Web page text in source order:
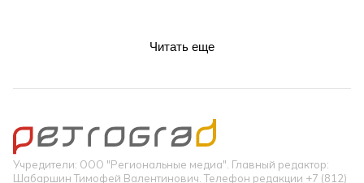
Читать еще
Учредители: ООО "Региональные медиа". Главный редактор:
Шабаршин Тимофей Валентинович. Телефон редакции +7 (812)